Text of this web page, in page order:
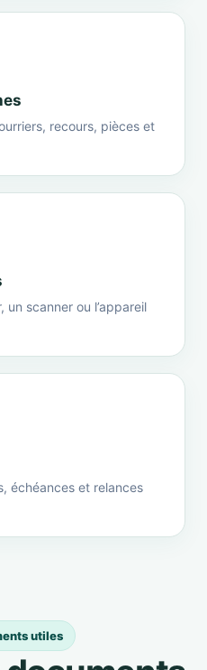
recours, pièces et
scanner ou l’appareil
échéances et relances
utiles